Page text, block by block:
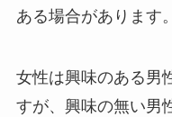
ある場合があります。
女性は興味のある男
すが、興味の無い男